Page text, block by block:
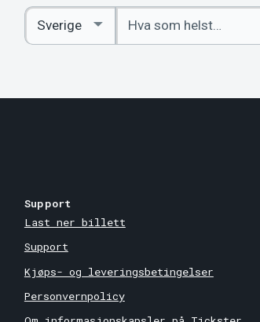
Angi
nøkkelord
Select
Country
Support
Last ner billett
Support
Kjøps- og leveringsbetingelser
Personvernpolicy